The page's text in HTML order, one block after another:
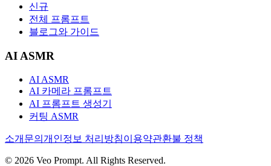
신규
전체 프롬프트
블로그와 가이드
AI ASMR
AI ASMR
AI 카메라 프롬프트
AI 프롬프트 생성기
커팅 ASMR
소개 문의 개인정보 처리방침이용약관환불 정책
© 2026 Veo Prompt. All Rights Reserved.